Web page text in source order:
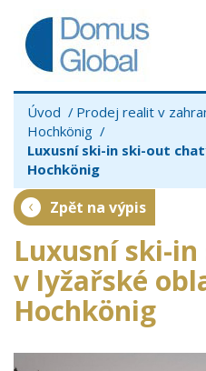
Úvod Prodej realit v
Hochkönig
Luxusní ski-in ski-out
Hochkönig
Zpět na výpis
Luxusní ski-
v lyžařské
Hochkönig